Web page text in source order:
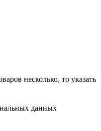
несколько, то указать
данных